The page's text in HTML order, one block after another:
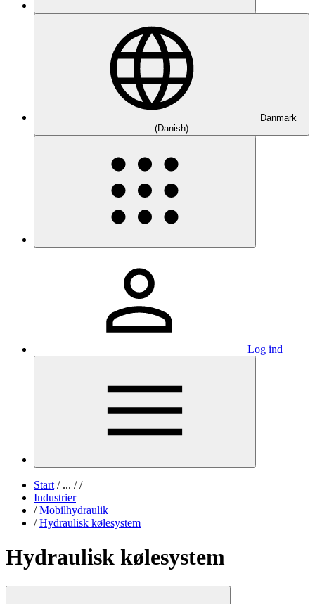
Danmark
(Danish)
Log ind
Start /... / /
Industrier
/ Mobilhydraulik
/ Hydraulisk kølesystem
Hydraulisk kølesystem